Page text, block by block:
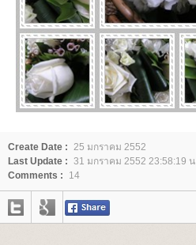
Create Date :
25 มกราคม 2552
Last Update : 31 มกราคม 2552 23:58:19 น.
Comments :
14